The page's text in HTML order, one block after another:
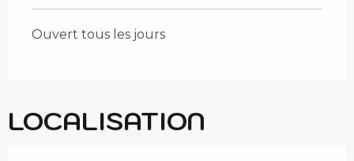
Ouvert tous les jours
LOCALISATION